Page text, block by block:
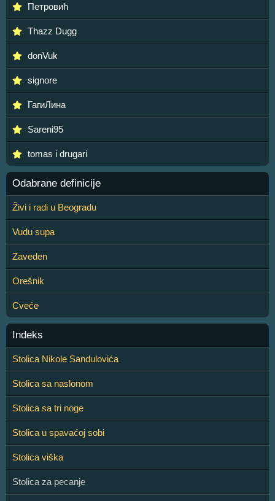
Петровић
Thazz Dugg
donVuk
signore
ГагиЛина
Sareni95
tomas i drugari
Odabrane definicije
Živi i radi u Beogradu
Vudu supa
Zaveden
Orešnik
Cveće
Indeks
Stolica Nikole Sandulovića
Stolica sa naslonom
Stolica sa tri noge
Stolica u spavaćoj sobi
Stolica viška
Stolica za pecanje